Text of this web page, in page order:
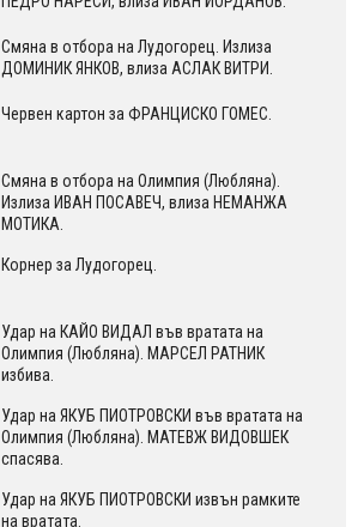
Смяна в отбора на Лудогорец. Излиза
ДОМИНИК ЯНКОВ, влиза АСЛАК ВИТРИ.
Червен картон за ФРАНЦИСКО ГОМЕС.
Смяна в отбора на Олимпия (Любляна).
Излиза ИВАН ПОСАВЕЧ, влиза НЕМАНЖА
МОТИКА.
Корнер за Лудогорец.
Удар на КАЙО ВИДАЛ във вратата на
Олимпия (Любляна). МАРСЕЛ РАТНИК
избива.
Удар на ЯКУБ ПИОТРОВСКИ във вратата на
Олимпия (Любляна). МАТЕВЖ ВИДОВШЕК
спасява.
Удар на ЯКУБ ПИОТРОВСКИ извън рамките
на вратата.